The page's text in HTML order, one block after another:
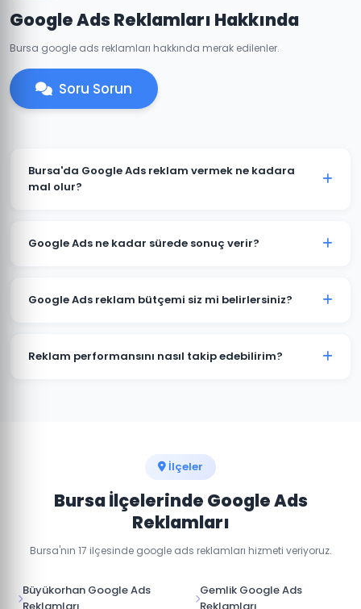
Google Ads Reklamları Hakkında
Bursa google ads reklamları hakkında merak edilenler.
Soru Sorun
Bursa'da Google Ads reklam vermek ne kadara
mal olur?
hedef kitlenize göre değişir. Bursa'daki işletmeniz için
Google Ads ne kadar sürede sonuç verir?
tıklamaları ve dönüşümleri genellikle kampanya
Google Ads reklam bütçemi siz mi belirlersiniz?
bütçe önerisi sunuyoruz. Son karar her zaman sizindir.
Reklam performansını nasıl takip edebilirim?
İlçeler
Bursa İlçelerinde Google Ads
Reklamları
Bursa'nın 17 ilçesinde google ads reklamları hizmeti veriyoruz.
Büyükorhan Google Ads
Gemlik Google Ads